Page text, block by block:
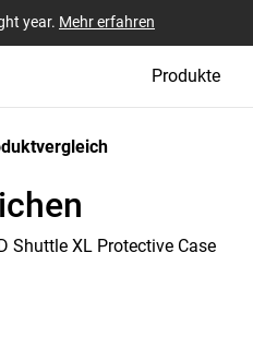
year. Mehr erfahren
Produkte
Shuttle XL Protective Case